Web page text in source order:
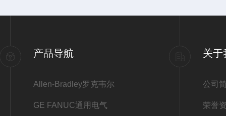
产品导航
Allen-Bradley罗克韦尔
GE FANUC通用电气
关于
公司
荣誉